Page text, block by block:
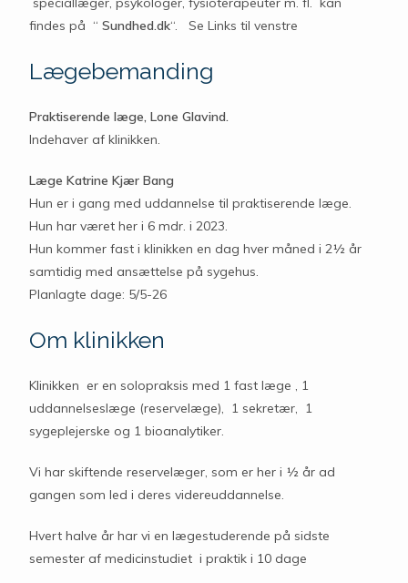
findes på “ Sundhed.dk“. Se Links til venstre
Lægebemanding
Praktiserende læge, Lone Glavind.
Indehaver af klinikken.
Læge Katrine Kjær Bang
Hun er i gang med uddannelse til praktiserende læge.
Hun har været her i 6 mdr. i 2023.
Hun kommer fast i klinikken en dag hver måned i 2½ år
samtidig med ansættelse på sygehus.
Planlagte dage: 5/5-26
Om klinikken
Klinikken er en solopraksis med 1 fast læge , 1
uddannelseslæge (reservelæge), 1 sekretær, 1
sygeplejerske og 1 bioanalytiker.
Vi har skiftende reservelæger, som er her i ½ år ad
gangen som led i deres videreuddannelse.
Hvert halve år har vi en lægestuderende på sidste
semester af medicinstudiet i praktik i 10 dage